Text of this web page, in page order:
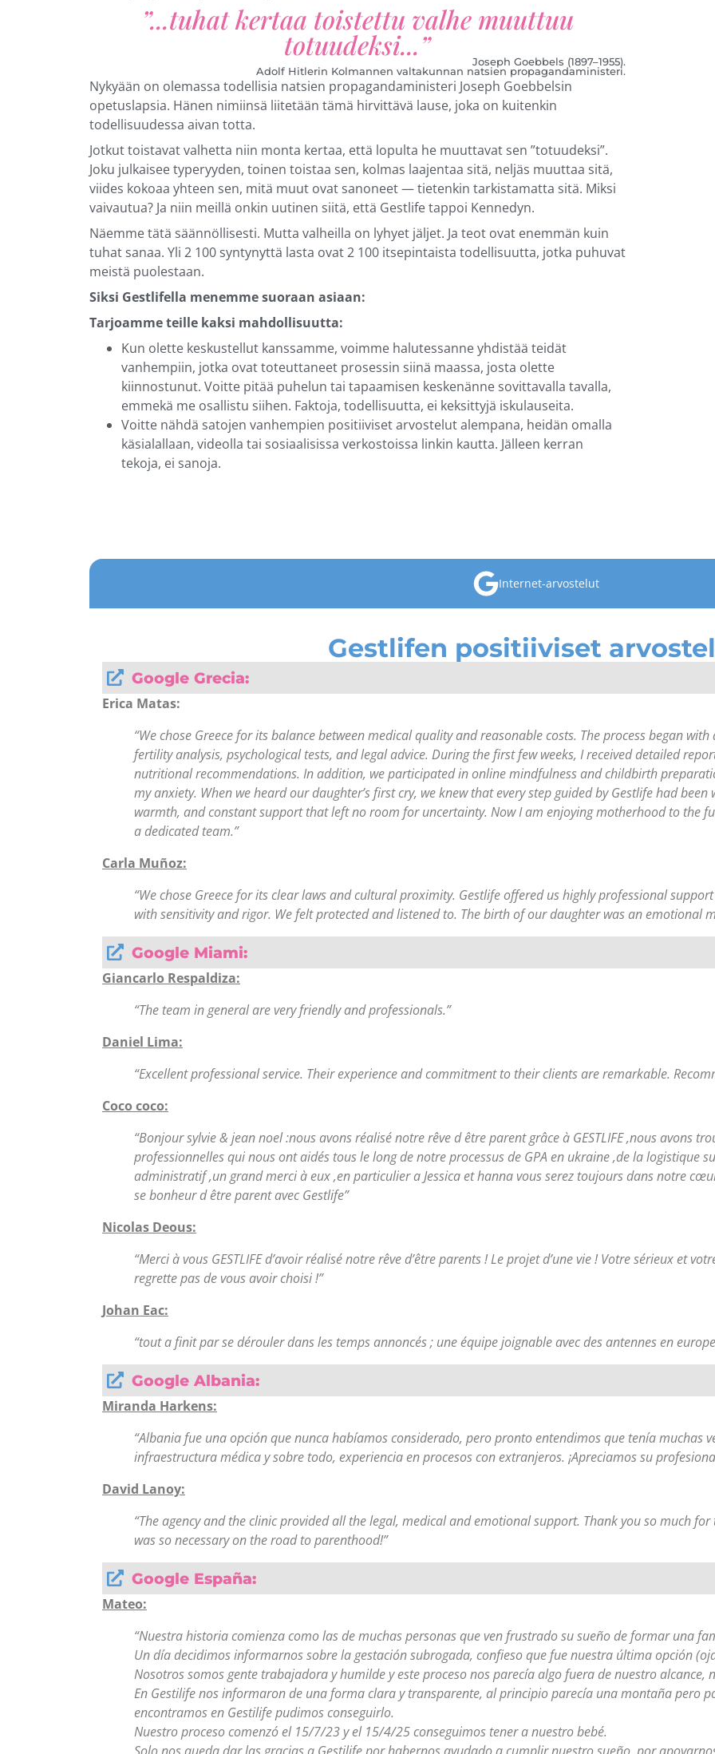
”...tuhat kertaa toistettu valhe muuttuu
totuudeksi...”
Joseph Goebbels (1897–1955).
Adolf Hitlerin Kolmannen valtakunnan natsien propagandaministeri.
Nykyään on olemassa todellisia natsien propagandaministeri Joseph Goebbelsin
opetuslapsia. Hänen nimiinsä liitetään tämä hirvittävä lause, joka on kuitenkin
todellisuudessa aivan totta.
Jotkut toistavat valhetta niin monta kertaa, että lopulta he muuttavat sen ”totuudeksi”.
Joku julkaisee typeryyden, toinen toistaa sen, kolmas laajentaa sitä, neljäs muuttaa sitä,
viides kokoaa yhteen sen, mitä muut ovat sanoneet — tietenkin tarkistamatta sitä. Miksi
vaivautua? Ja niin meillä onkin uutinen siitä, että Gestlife tappoi Kennedyn.
Näemme tätä säännöllisesti. Mutta valheilla on lyhyet jäljet. Ja teot ovat enemmän kuin
tuhat sanaa. Yli 2 100 syntynyttä lasta ovat 2 100 itsepintaista todellisuutta, jotka puhuvat
meistä puolestaan.
Siksi Gestlifella menemme suoraan asiaan:
Tarjoamme teille kaksi mahdollisuutta:
Kun olette keskustellut kanssamme, voimme halutessanne yhdistää teidät
vanhempiin, jotka ovat toteuttaneet prosessin siinä maassa, josta olette
kiinnostunut. Voitte pitää puhelun tai tapaamisen keskenänne sovittavalla tavalla,
emmekä me osallistu siihen. Faktoja, todellisuutta, ei keksittyjä iskulauseita.
Voitte nähdä satojen vanhempien positiiviset arvostelut alempana, heidän omalla
käsialallaan, videolla tai sosiaalisissa verkostoissa linkin kautta. Jälleen kerran
tekoja, ei sanoja.
Internet-arvostelut
Gestlifen positiiviset
Google Grecia:
Erica Matas:
“We chose Greece for its balance between medical quality and reasonable costs. The process began
fertility analysis, psychological tests, and legal advice. During the first few weeks, I received detailed
nutritional recommendations. In addition, we participated in online mindfulness and childbirth
my anxiety. When we heard our daughter’s first cry, we knew that every step guided by Gestlife had
warmth, and constant support that left no room for uncertainty. Now I am enjoying motherhood to the
a dedicated team.”
Carla Muñoz:
“We chose Greece for its clear laws and cultural proximity. Gestlife offered us highly professional
with sensitivity and rigor. We felt protected and listened to. The birth of our daughter was an emotional
Google Miami:
Giancarlo Respaldiza:
“The team in general are very friendly and professionals.”
Daniel Lima:
“Excellent professional service. Their experience and commitment to their clients are remarkable.
Coco coco:
“Bonjour sylvie & jean noel :nous avons réalisé notre rêve d être parent grâce à GESTLIFE ,nous avons
professionnelles qui nous ont aidés tous le long de notre processus de GPA en ukraine ,de la logistique
administratif ,un grand merci à eux ,en particulier a Jessica et hanna vous serez toujours dans notre
se bonheur d être parent avec Gestlife”
Nicolas Deous:
“Merci à vous GESTLIFE d’avoir réalisé notre rêve d’être parents ! Le projet d’une vie ! Votre sérieux et
regrette pas de vous avoir choisi !”
Johan Eac:
“tout a finit par se dérouler dans les temps annoncés ; une équipe joignable avec des antennes en
Google Albania:
Miranda Harkens:
“Albania fue una opción que nunca habíamos considerado, pero pronto entendimos que tenía muchas
infraestructura médica y sobre todo, experiencia en procesos con extranjeros. ¡Apreciamos su
David Lanoy:
“The agency and the clinic provided all the legal, medical and emotional support. Thank you so much
was so necessary on the road to parenthood!”
Google España:
Mateo:
“Nuestra historia comienza como las de muchas personas que ven frustrado su sueño de formar una
Un día decidimos informarnos sobre la gestación subrogada, confieso que fue nuestra última opción
Nosotros somos gente trabajadora y humilde y este proceso nos parecía algo fuera de nuestro alcance,
En Gestilife nos informaron de una forma clara y transparente, al principio parecía una montaña pero
encontramos en Gestilife pudimos conseguirlo.
Nuestro proceso comenzó el 15/7/23 y el 15/4/25 conseguimos tener a nuestro bebé.